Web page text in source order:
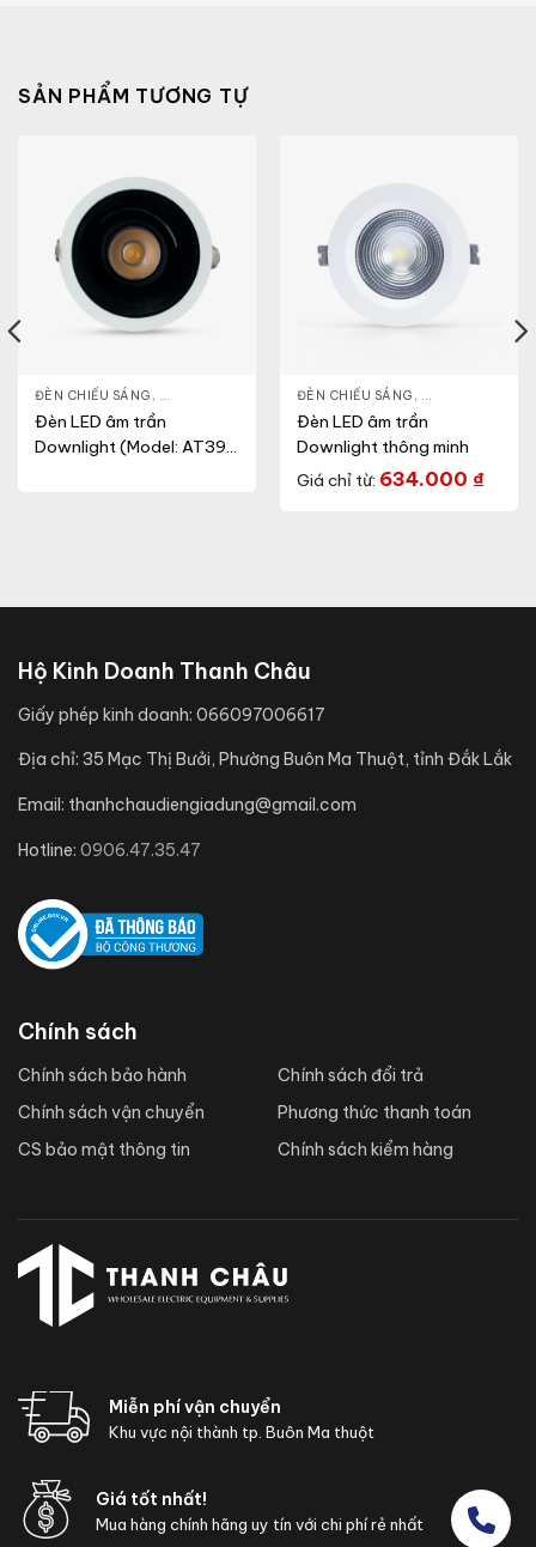
SẢN PHẨM TƯƠNG TỰ
ĐÈN CHIẾU SÁNG , ĐÈN LED DOWNLIGHT, THIẾT BỊ CHIẾU SÁNG
Đèn LED âm trần
Downlight (Model: AT39
ĐÈN CHIẾU SÁNG , ĐÈN LED
Đèn LED âm trần
Downlight thông minh
Giá chỉ từ: 634.000 ₫
, THIẾT BỊ CHIẾU SÁNG
Hộ Kinh Doanh Thanh Châu
Giấy phép kinh doanh: 066097006617
Địa chỉ: 35 Mạc Thị Bưởi, Phường Buôn Ma Thuột, tỉnh Đắk Lắk
Email: thanhchaudiengiadung@gmail.com
Hotline: 0906.47.35.47
Chính sách
Chính sách bảo hành
Chính sách vận chuyển
CS bảo mật thông tin
Chính sách đổi trả
Phương thức thanh toán
Chính sách kiểm hàng
Miễn phí vận chuyển
Khu vực nội thành tp. Buôn Ma thuột
Giá tốt nhất!
Mua hàng chính hãng uy tín với chi phí rẻ nhất